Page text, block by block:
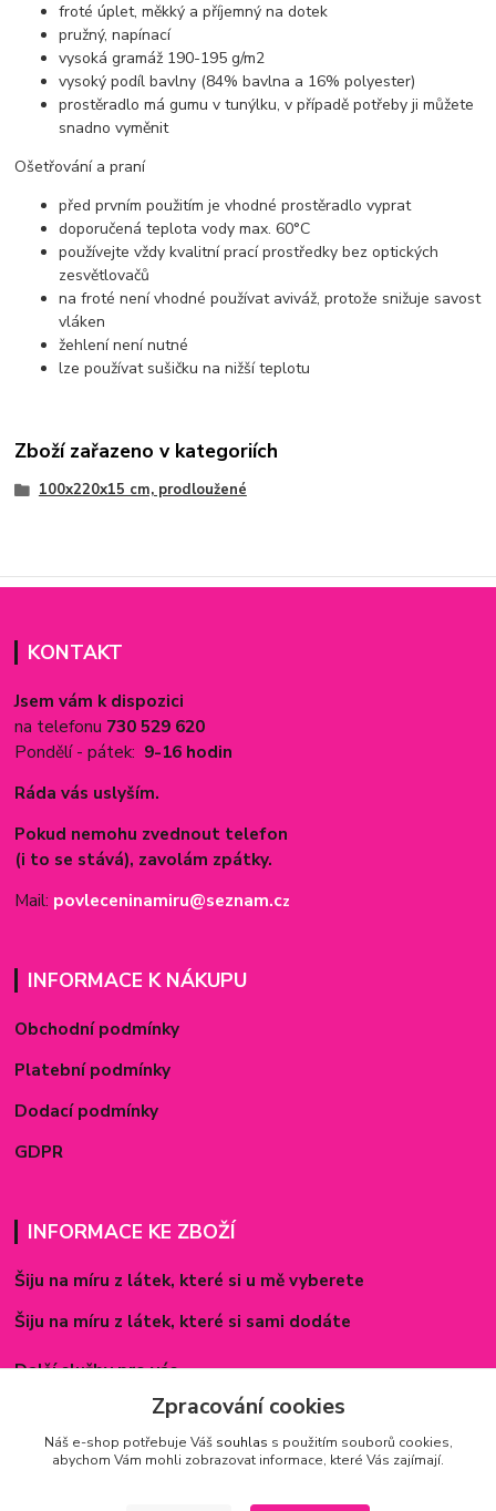
froté úplet, měkký a příjemný na dotek
pružný, napínací
vysoká gramáž 190-195 g/m2
vysoký podíl bavlny (84% bavlna a 16% polyester)
prostěradlo má gumu v tunýlku, v případě potřeby ji můžete
snadno vyměnit
Ošetřování a praní
před prvním použitím je vhodné prostěradlo vyprat
doporučená teplota vody max. 60°C
používejte vždy kvalitní prací prostředky bez optických
zesvětlovačů
na froté není vhodné používat aviváž, protože snižuje savost
vláken
žehlení není nutné
lze používat sušičku na nižší teplotu
Zboží zařazeno v kategoriích
100x220x15 cm, prodloužené
KONTAKT
Jsem vám k dispozici
na telefonu 730 529 620
Pondělí - pátek: 9-16 hodin
Ráda vás uslyším.
Pokud nemohu zvednout telefon
(i to se stává), zavolám zpátky.
Mail: povleceninamiru@seznam.cz
INFORMACE K NÁKUPU
Obchodní podmínky
Platební podmínky
Dodací podmínky
GDPR
INFORMACE KE ZBOŽÍ
Šiju na míru z látek, které si u mě vyberete
Šiju na míru z látek, které si sami dodáte
Další služby pro vás
Způsoby zapínání povlečení
Rozměry prostěradel
Zpracování cookies
Náš e-shop potřebuje Váš souhlas s použitím souborů cookies,
abychom Vám mohli zobrazovat informace, které Vás zajímají.